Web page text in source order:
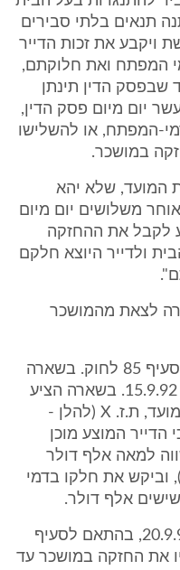
תנאים בלתי סבירים
ויקבע את זכות הדייר
המפתח ואת חלוקתם,
שבפסק הדין תינתן
יום מיום פסק הדין,
המפתח, או להשלישו
במושכר.
המועד, שלא יהא
משלושים יום מיום
לקבל את ההחזקה
ולדייר היוצא חלקם
הציע בשארה לצאת מהמושכר
שלח לג'דעון הצהרות בהתאם לסעיף 85 לחוק. בשארה
הציע לפנות את המושכר עד יום 15.9.92. בשארה הציע
במקומו את הדייר המוצע מר X מועד, ת.ז. X (להלן -
הדייר המוצע מוכן
למאה אלף דולר
וביקש את חלקו בדמי
אלף דולר.
(ב) ג'דעון השיב במכתב מיום 20.9.92, בהתאם לסעיף
את החזקה במושכר עד